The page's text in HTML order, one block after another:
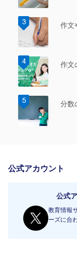
作文
作文
分数
公式アカウント
公式
教育情報
ーズに合